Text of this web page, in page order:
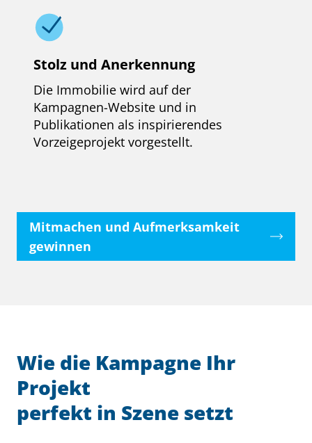
Stolz und Anerkennung
Die Immobilie wird auf der
Kampagnen-Website und in
Publikationen als inspirierendes
Vorzeigeprojekt vorgestellt.
Mitmachen und Aufmerksamkeit
gewinnen
Wie die Kampagne Ihr
Projekt
perfekt in Szene setzt